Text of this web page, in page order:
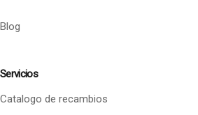
Blog
Servicios
Catalogo de recambios